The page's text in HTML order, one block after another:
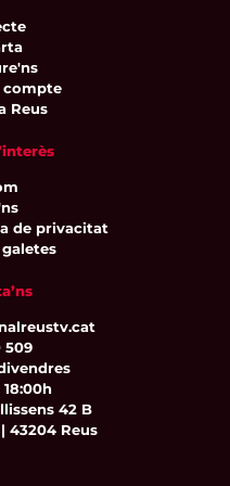
compte
Reus
de privacitat
509
42 B
| 43204 Reus